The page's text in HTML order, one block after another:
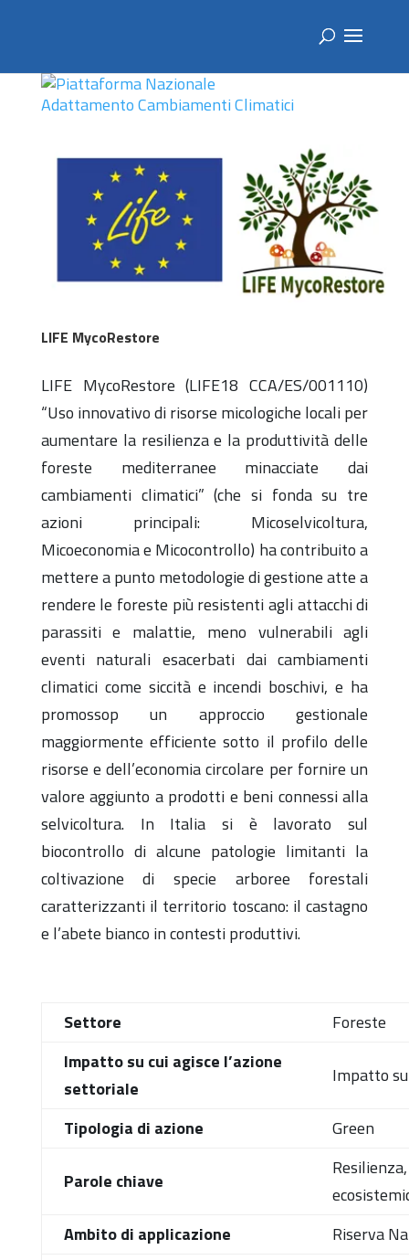
LIFE MycoRestore
LIFE MycoRestore (LIFE18 CCA/ES/001110)
“Uso innovativo di risorse micologiche locali per
aumentare la resilienza e la produttività delle
foreste mediterranee minacciate dai
cambiamenti climatici” (che si fonda su tre
azioni principali: Micoselvicoltura,
Micoeconomia e Micocontrollo) ha contribuito a
mettere a punto metodologie di gestione atte a
rendere le foreste più resistenti agli attacchi di
parassiti e malattie, meno vulnerabili agli
eventi naturali esacerbati dai cambiamenti
climatici come siccità e incendi boschivi, e ha
promossop un approccio gestionale
maggiormente efficiente sotto il profilo delle
risorse e dell’economia circolare per fornire un
valore aggiunto a prodotti e beni connessi alla
selvicoltura. In Italia si è lavorato sul
biocontrollo di alcune patologie limitanti la
coltivazione di specie arboree forestali
caratterizzanti il territorio toscano: il castagno
e l’abete bianco in contesti produttivi.
Settore
Foreste
Impatto su cui agisce l’azione
settoriale
Impatto
Tipologia di azione Green
Parole chiave
Ambito di applicazione
Riserva